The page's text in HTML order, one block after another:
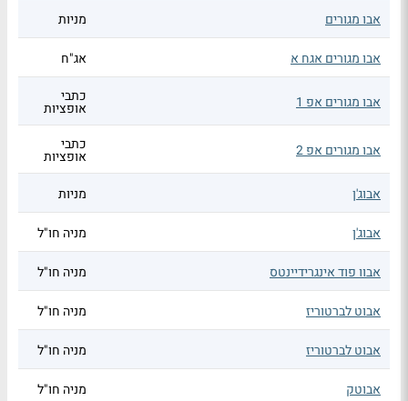
אבו מגורים מניות
אבו מגורים אגח א אג"ח
אבו מגורים אפ 1 כתבי
אופציות
אבו מגורים אפ 2 כתבי
אופציות
אבוג'ן
מניות
אבוג'ן מניה חו"ל
אבוו פוד אינגרידיינטס מניה חו"ל
אבוט לברטוריז מניה חו"ל
אבוט לברטוריז מניה חו"ל
אבוטק מניה חו"ל